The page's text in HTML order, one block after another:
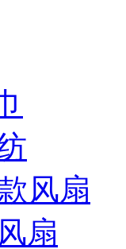
风扇
扇